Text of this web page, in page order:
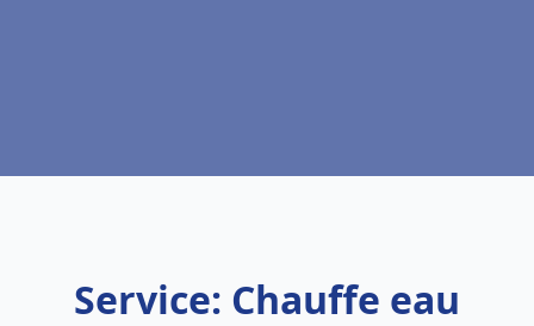
Service: Chauffe eau